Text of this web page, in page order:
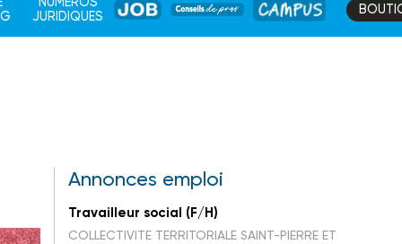
JURIDIQUES
JOB
DE
CAMPUS
Annonces emploi
Travailleur social (F/H)
COLLECTIVITE TERRITORIALE SAINT-PIERRE ET